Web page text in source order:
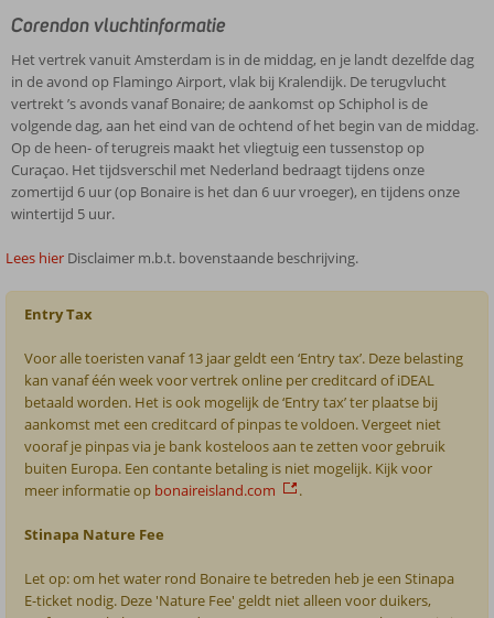
Corendon vluchtinformatie
Het vertrek vanuit Amsterdam is in de middag, en je landt dezelfde dag
in de avond op Flamingo Airport, vlak bij Kralendijk. De terugvlucht
vertrekt ’s avonds vanaf Bonaire; de aankomst op Schiphol is de
volgende dag, aan het eind van de ochtend of het begin van de middag.
Op de heen- of terugreis maakt het vliegtuig een tussenstop op
Curaçao. Het tijdsverschil met Nederland bedraagt tijdens onze
zomertijd 6 uur (op Bonaire is het dan 6 uur vroeger), en tijdens onze
wintertijd 5 uur.
Lees hier Disclaimer m.b.t. bovenstaande beschrijving.
Entry Tax
Voor alle toeristen vanaf 13 jaar geldt een ‘Entry tax’. Deze belasting
kan vanaf één week voor vertrek online per creditcard of iDEAL
betaald worden. Het is ook mogelijk de ‘Entry tax’ ter plaatse bij
aankomst met een creditcard of pinpas te voldoen. Vergeet niet
vooraf je pinpas via je bank kosteloos aan te zetten voor gebruik
buiten Europa. Een contante betaling is niet mogelijk. Kijk voor
meer informatie op bonaireisland.com .
Stinapa Nature Fee
Let op: om het water rond Bonaire te betreden heb je een Stinapa
E-ticket nodig. Deze 'Nature Fee' geldt niet alleen voor duikers,